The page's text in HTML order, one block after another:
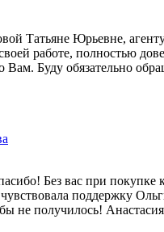
Татьяне Юрьевне,
работе, полностью
Буду обязательно
Без вас при покупке
поддержку
не получилось!